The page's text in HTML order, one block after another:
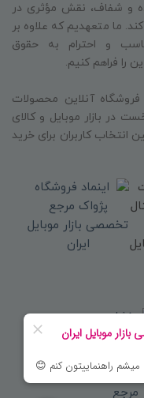
و شفاف، نقش مؤثری در
ما متعهدیم که علاوه بر
و احترام به حقوق
را فراهم کنیم.
آنلاین محصولات
در بازار موبایل و کالای
انتخاب کاربران برای خرید